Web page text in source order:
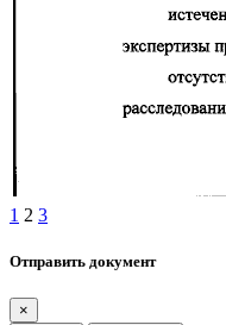
1 2 3
Отправить документ
×